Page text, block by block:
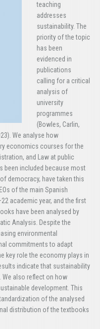
teaching
addresses
sustainability. The
priority of the topic
has been
evidenced in
publications
calling for a critical
analysis of
university
programmes
(Bowles, Carlin,
We analyse how
economics courses for the
and Law at public
been included because most
democracy, have taken this
of the main Spanish
academic year, and the first
have been analysed by
Analysis. Despite the
environmental
commitments to adapt
key role the economy plays in
indicate that sustainability
also reflect on how
development. This
of the analysed
distribution of the textbooks